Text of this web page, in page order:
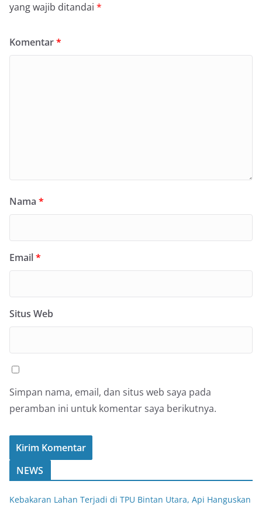
yang wajib ditandai *
Komentar*
Nama *
Email*
Situs Web
Simpan nama, email, dan situs web saya pada
peramban ini untuk komentar saya berikutnya.
NEWS
Kebakaran Lahan Terjadi di TPU Bintan Utara, Api Hanguskan